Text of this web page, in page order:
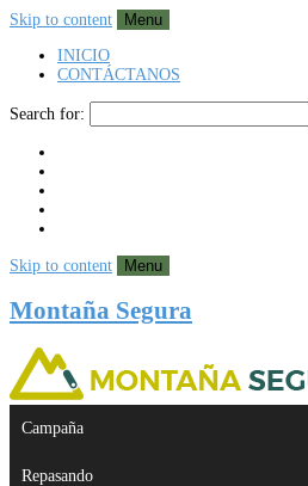
Skip to content
Menu
INICIO
CONTÁCTANOS
Search for:
Skip to content Menu
Montaña Segura
Campaña
Repasando